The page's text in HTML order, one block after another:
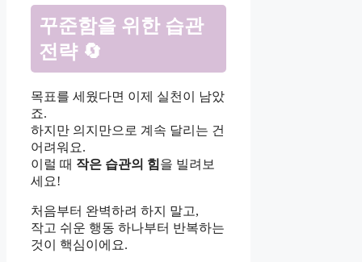
꾸준함을 위한 습관
전략🔄
목표를 세웠다면 이제 실천이 남았
죠.
하지만 의지만으로 계속 달리는 건
어려워요.
이럴 때 작은 습관의 힘 을 빌려보
세요!
처음부터 완벽하려 하지 말고,
작고 쉬운 행동 하나부터 반복하는
것이 핵심이에요.